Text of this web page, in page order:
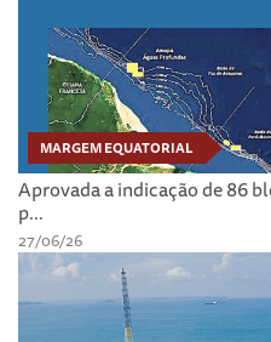
MARGEM EQUATORIAL
Aprovada a indicação de 86
p...
27/06/26